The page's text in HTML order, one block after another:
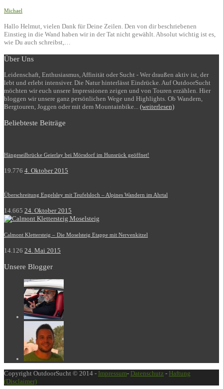
Michael
Hallo Helmut, vielen Dank für Deine Zeilen. Den von dir beschriebenen
Einstieg in die Wand haben wir in der Tat nicht gewählt. Absolut wichtig ist es,
wie Du auch schreibst,…
Über Uns
Leidenschaft, Enthusiasmus, Affinität oder Sucht - Wer draußen aktiv ist, der
lebt und erlebt intensiver. Die Natur hinterlässt Eindrücke. Auf OutdoorSucht
möchten wir euch unsere Impressionen zeigen und von Touren erzählen. Hier
bloggen wir unsere ganz persönlichen Wege und Highlights. Ob Wandern,
Bergtouren, Joggen oder mit dem Mountainbike... (weiterlesen)
Beliebteste Beiträge
Hängeseilbrücke Geierlay bei Mörsdorf im Hunsrück geöffnet!
19.776 4. Oktober 2015
Überschreitung Engelsley mit Teufelsloch – Alpines Wandern im Ahrtal
14.665 24. Oktober 2015
Calmont Klettersteig – Die Moselsteig Etappe mit Nervenkitzel
14.126 24. Mai 2015
Unsere Blogger
Copyright OutdoorSucht © 2014 - Impressum- Datenschutz - Haftung
(Disclaimer)